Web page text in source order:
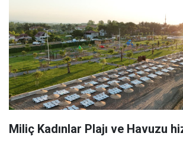
Miliç Kadınlar Plajı ve Havuzu